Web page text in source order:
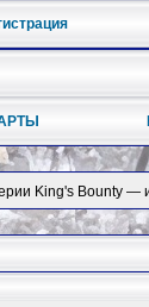
King's Bounty —